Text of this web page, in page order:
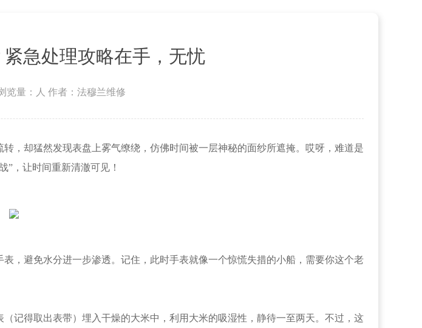
急处理攻略在手，无忧
览量： 人 作者：法穆兰维修
却猛然发现表盘上雾气缭绕，仿佛时间被一层神秘的面纱所遮掩。哎呀，难道是
”，让时间重新清澈可见！
避免水分进一步渗透。记住，此时手表就像一个惊慌失措的小船，需要你这个老
得取出表带）埋入干燥的大米中，利用大米的吸湿性，静待一至两天。不过，这